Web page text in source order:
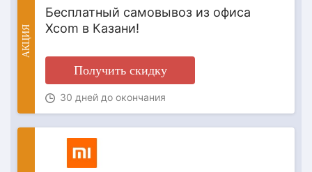
АКЦИЯ
Бесплатный самовывоз из офиса
Xcom в Казани!
Получить скидку
30 дней до окончания